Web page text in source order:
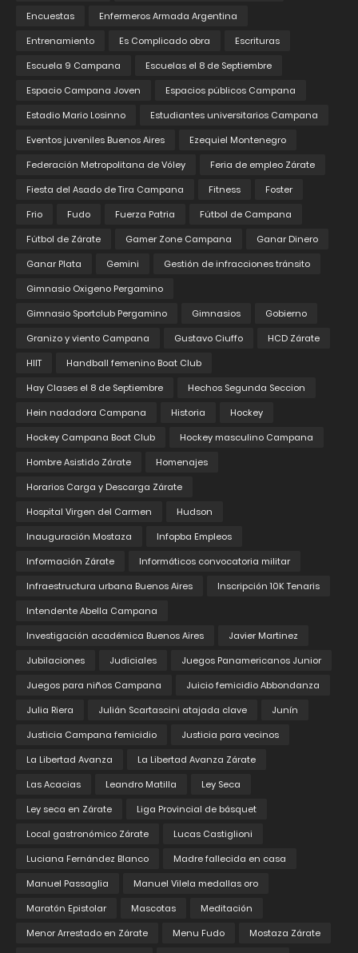
Encuestas
Enfermeros Armada Argentina
Entrenamiento
Es Complicado obra
Escrituras
Escuela 9 Campana
Escuelas el 8 de Septiembre
Espacio Campana Joven
Espacios públicos Campana
Estadio Mario Losinno
Estudiantes universitarios Campana
Eventos juveniles Buenos Aires
Ezequiel Montenegro
Federación Metropolitana de Vóley
Feria de empleo Zárate
Fiesta del Asado de Tira Campana
Fitness
Foster
Frio
Fudo Fuerza Patria
Fútbol de Campana
Fútbol de Zárate
Gamer Zone Campana
Ganar Dinero
Ganar Plata
Gemini
Gestión de infracciones tránsito
Gimnasio Oxigeno Pergamino
Gimnasio Sportclub Pergamino
Gimnasios
Gobierno
Granizo y viento Campana
Gustavo Ciuffo
HCD Zárate
HIIT
Handball femenino Boat Club
Hay Clases el 8 de Septiembre
Hechos Segunda Seccion
Hein nadadora Campana
Historia
Hockey
Hockey Campana Boat Club
Hockey masculino Campana
Hombre Asistido Zárate
Homenajes
Horarios Carga y Descarga Zárate
Hospital Virgen del Carmen
Hudson
Inauguración Mostaza
Infopba Empleos
Información Zárate
Informáticos convocatoria militar
Infraestructura urbana Buenos Aires
Inscripción 10K Tenaris
Intendente Abella Campana
Investigación académica Buenos Aires
Javier Martinez
Jubilaciones
Judiciales
Juegos Panamericanos Junior
Juegos para niños Campana
Juicio femicidio Abbondanza
Julia Riera
Julián Scartascini atajada clave
Junín
Justicia Campana femicidio
Justicia para vecinos
La Libertad Avanza
La Libertad Avanza Zárate
Las Acacias
Leandro Matilla
Ley Seca
Ley seca en Zárate
Liga Provincial de básquet
Local gastronómico Zárate
Lucas Castiglioni
Luciana Fernández Blanco
Madre fallecida en casa
Manuel Passaglia
Manuel Vilela medallas oro
Maratón Epistolar
Mascotas
Meditación
Menor Arrestado en Zárate
Menu Fudo
Mostaza Zárate